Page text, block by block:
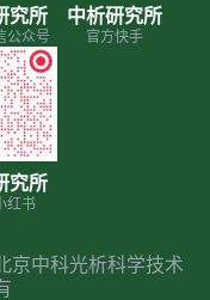
究所
公众号
中析研究所
官方快手
究所
红书
中科光析科学技术